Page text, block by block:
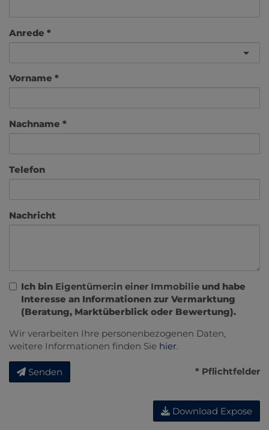
Anrede
Vorname
Nachname
Telefon
Nachricht
Ich bin Eigentümer:in einer Immobilie und habe
Interesse an Informationen zur Vermarktung
(Beratung, Marktüberblick oder Bewertung).
Wir verarbeiten Ihre personenbezogenen Daten,
weitere Informationen finden Sie hier.
Senden * Pflichtfelder
Download Expose